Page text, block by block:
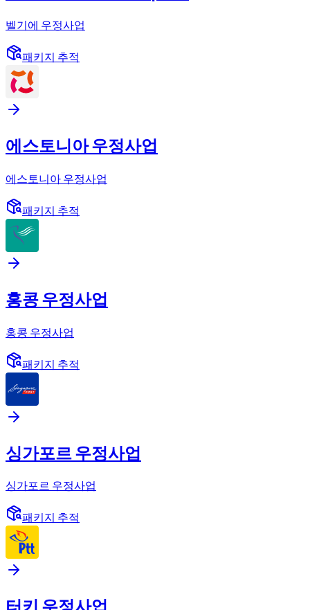
벨기에 우정사업
패키지 추적
에스토니아 우정사업
에스토니아 우정사업
패키지 추적
홍콩 우정사업
홍콩 우정사업
패키지 추적
싱가포르 우정사업
싱가포르 우정사업
패키지 추적
터키 우정사업